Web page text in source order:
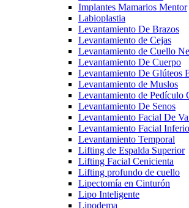
Implantes Mamarios Mentor
Labioplastia
Levantamiento De Brazos
Levantamiento de Cejas
Levantamiento de Cuello
Levantamiento De Cuerpo
Levantamiento De Glúteos
Levantamiento de Muslos
Levantamiento de Pedículo
Levantamiento De Senos
Levantamiento Facial De
Levantamiento Facial
Levantamiento Temporal
Lifting de Espalda Superior
Lifting Facial Cenicienta
Lifting profundo de cuello
Lipectomía en Cinturón
Lipo Inteligente
Lipodema